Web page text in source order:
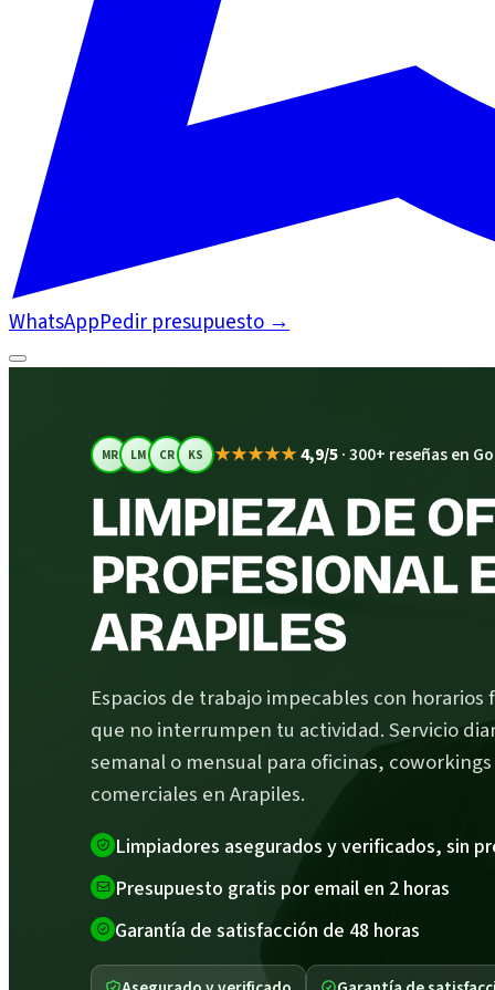
WhatsAppPedir presupuesto→
MR LM CR KS ★★★★★4,9/5·300+ reseñas en
LIMPIEZA DE
PROFESIONAL
ARAPILES
Espacios de trabajo impecables con horarios
que no interrumpen tu actividad. Servicio
semanal o mensual para oficinas,
comerciales en Arapiles.
Limpiadores asegurados y verificados, sin
Presupuesto gratis por email en 2 horas
Garantía de satisfacción de 48 horas